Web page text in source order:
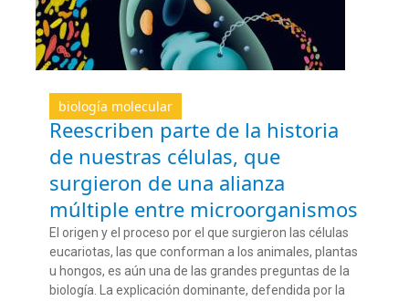
biología molecular
Reescriben parte de la historia
de nuestras células, que
surgieron de una alianza
múltiple entre microorganismos
El origen y el proceso por el que surgieron las células
eucariotas, las que conforman a los animales, plantas
u hongos, es aún una de las grandes preguntas de la
biología. La explicación dominante, defendida por la